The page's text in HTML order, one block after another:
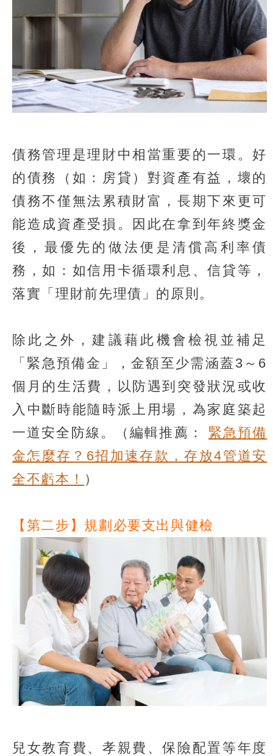
債務管理是理財中相當重要的一環。好
的債務（如：房貸）對資產有益，壞的
債務不僅無法累積財富，長期下來更可
能造成資產受損。因此在拿到年終獎金
後，最優先的做法便是清償高利率債
務，如：如信用卡循環利息、信貸等，
落實「理財前先理債」的原則。
除此之外，建議藉此機會檢視並補足
「緊急預備金」，金額至少需涵蓋3～6
個月的生活費，以防遇到突發狀況或收
入中斷時能隨時派上用場，為家庭築起
一道安全防線。（編輯推薦： 緊急預備
金怎麼存？6招加速存款，存放4管道安
全不虧本！ ）
【第二步】規劃必要支出與健檢
兒女教育費、孝親費、保險配置等年度